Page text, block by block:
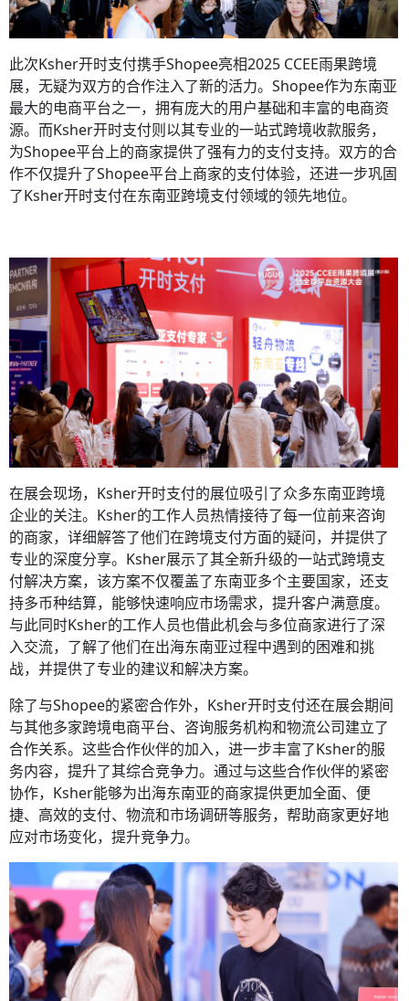
此次Ksher开时支付携手Shopee亮相2025 CCEE雨果跨境
展，无疑为双方的合作注入了新的活力。Shopee作为东南亚
最大的电商平台之一，拥有庞大的用户基础和丰富的电商资
源。而Ksher开时支付则以其专业的一站式跨境收款服务，
为Shopee平台上的商家提供了强有力的支付支持。双方的合
作不仅提升了Shopee平台上商家的支付体验，还进一步巩固
了Ksher开时支付在东南亚跨境支付领域的领先地位。
在展会现场，Ksher开时支付的展位吸引了众多东南亚跨境
企业的关注。Ksher的工作人员热情接待了每一位前来咨询
的商家，详细解答了他们在跨境支付方面的疑问，并提供了
专业的深度分享。Ksher展示了其全新升级的一站式跨境支
付解决方案，该方案不仅覆盖了东南亚多个主要国家，还支
持多币种结算，能够快速响应市场需求，提升客户满意度。
与此同时Ksher的工作人员也借此机会与多位商家进行了深
入交流，了解了他们在出海东南亚过程中遇到的困难和挑
战，并提供了专业的建议和解决方案。
除了与Shopee的紧密合作外，Ksher开时支付还在展会期间
与其他多家跨境电商平台、咨询服务机构和物流公司建立了
合作关系。这些合作伙伴的加入，进一步丰富了Ksher的服
务内容，提升了其综合竞争力。通过与这些合作伙伴的紧密
协作，Ksher能够为出海东南亚的商家提供更加全面、便
捷、高效的支付、物流和市场调研等服务，帮助商家更好地
应对市场变化，提升竞争力。